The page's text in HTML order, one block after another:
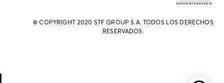
© COPYRIGHT 2020 STF GROUP S.A. TODOS LOS DERECHOS
RESERVADOS.